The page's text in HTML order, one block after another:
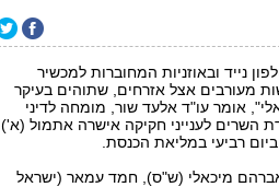
נייד ובאוזניות המחוברות למכשיר
מעורבים אצל אזרחים, שתוהים בעיקר
אומר עו"ד אלעד שור, מומחה לדיני
השרים לענייני חקיקה אישרה אתמול (א')
רביעי במליאת הכנסת.
מיכאלי (ש"ס), חמד עמאר (ישראל